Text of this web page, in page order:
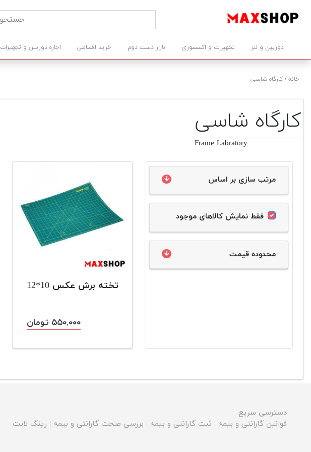
دوربین و لنز تجهیزات و اکسسوری بازار دست دوم خرید اقساطی اجاره دوربین و تجهیزات
خانه/ کارگاه شاسی
کارگاه شاسی
Frame Labratory
مرتب سازی بر اساس
فقط نمایش کالاهای موجود
محدوده قیمت
تخته برش عکس 10*12
۵۵۰,۰۰۰ تومان
دسترسی سریع
قوانین گارانتی و بیمه | ثبت گارانتی و بیمه | بررسی صحت گارانتی و بیمه | رینگ لایت